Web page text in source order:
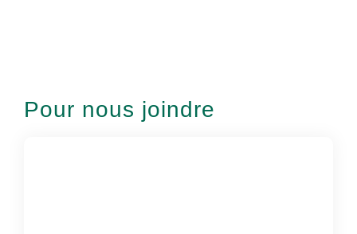
Pour nous joindre